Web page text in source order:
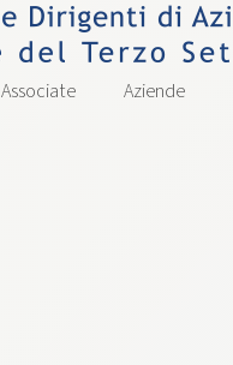
Associate Aziende